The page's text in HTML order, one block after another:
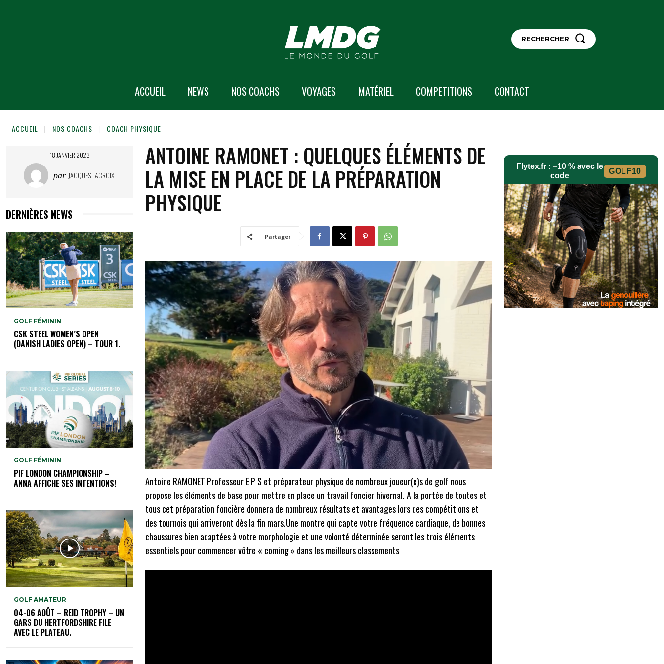
RECHERCHER
ACCUEIL NEWS NOS COACHS VOYAGES MATÉRIEL COMPETITIONS CONTACT
ACCUEIL NOS COACHS COACH PHYSIQUE
18 JANVIER 2023
par JACQUES LACROIX
DERNIÈRES NEWS
GOLF FÉMININ
CSK STEEL WOMEN’S OPEN
(DANISH LADIES OPEN) – TOUR 1.
GOLF FÉMININ
PIF LONDON CHAMPIONSHIP –
ANNA AFFICHE SES INTENTIONS!
GOLF AMATEUR
04-06 AOÛT – REID TROPHY – UN
GARS DU HERTFORDSHIRE FILE
AVEC LE PLATEAU.
ANTOINE RAMONET : QUELQUES ÉLÉMENTS DE
LA MISE EN PLACE DE LA PRÉPARATION
PHYSIQUE
Partager
Antoine RAMONET Professeur E P S et préparateur physique de nombreux joueur(e)s de golf nous
propose les éléments de base pour mettre en place un travail foncier hivernal. A la portée de toutes et
tous cet préparation foncière donnera de nombreux résultats et avantages lors des compétitions et
des tournois qui arriveront dès la fin mars.Une montre qui capte votre fréquence cardiaque, de bonnes
chaussures bien adaptées à votre morphologie et une volonté déterminée seront les trois éléments
essentiels pour commencer vôtre « coming » dans les meilleurs classements
Flytex.fr : −10 % avec le
code
GOLF10